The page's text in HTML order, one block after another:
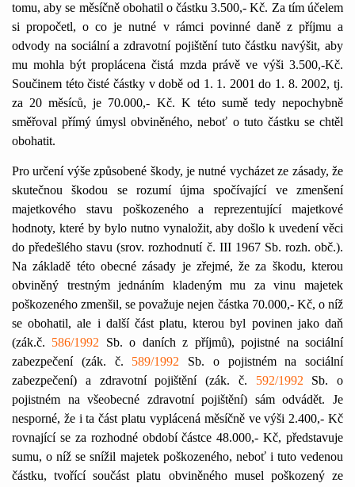
tomu, aby se měsíčně obohatil o částku 3.500,- Kč. Za tím účelem
si propočetl, o co je nutné v rámci povinné daně z příjmu a
odvody na sociální a zdravotní pojištění tuto částku navýšit, aby
mu mohla být proplácena čistá mzda právě ve výši 3.500,-Kč.
Součinem této čisté částky v době od 1. 1. 2001 do 1. 8. 2002, tj.
za 20 měsíců, je 70.000,- Kč. K této sumě tedy nepochybně
směřoval přímý úmysl obviněného, neboť o tuto částku se chtěl
obohatit.
Pro určení výše způsobené škody, je nutné vycházet ze zásady, že
skutečnou škodou se rozumí újma spočívající ve zmenšení
majetkového stavu poškozeného a reprezentující majetkové
hodnoty, které by bylo nutno vynaložit, aby došlo k uvedení věci
do předešlého stavu (srov. rozhodnutí č. III 1967 Sb. rozh. obč.).
Na základě této obecné zásady je zřejmé, že za škodu, kterou
obviněný trestným jednáním kladeným mu za vinu majetek
poškozeného zmenšil, se považuje nejen částka 70.000,- Kč, o níž
se obohatil, ale i další část platu, kterou byl povinen jako daň
(zák.č. 586/1992 Sb. o daních z příjmů), pojistné na sociální
zabezpečení (zák. č. 589/1992 Sb. o pojistném na sociální
zabezpečení) a zdravotní pojištění (zák. č. 592/1992 Sb. o
pojistném na všeobecné zdravotní pojištění) sám odvádět. Je
nesporné, že i ta část platu vyplácená měsíčně ve výši 2.400,- Kč
rovnající se za rozhodné období částce 48.000,- Kč, představuje
sumu, o níž se snížil majetek poškozeného, neboť i tuto vedenou
částku, tvořící součást platu obviněného musel poškozený ze